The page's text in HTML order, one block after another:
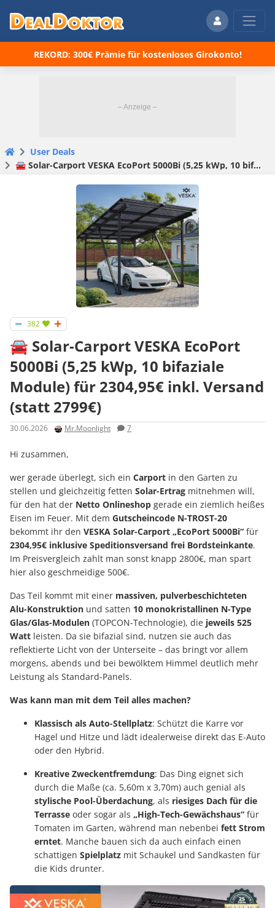
REKORD: 300€ Prämie für kostenloses Girokonto!
User Deals
🚘 Solar-Carport VESKA EcoPort 5000Bi (5,25 kWp, 10 bifaziale Module) für 2304,95€ inkl. Versand (statt 2799€)
382
🚘 Solar-Carport VESKA EcoPort
5000Bi (5,25 kWp, 10 bifaziale
Module) für 2304,95€ inkl. Versand
(statt 2799€)
30.06.2026 Mr.Moonlight 7
Hi zusammen,
wer gerade überlegt, sich ein Carport in den Garten zu
stellen und gleichzeitig fetten Solar-Ertrag mitnehmen will,
für den hat der Netto Onlineshop gerade ein ziemlich heißes
Eisen im Feuer. Mit dem Gutscheincode N-TROST-20
bekommt ihr den VESKA Solar-Carport „EcoPort 5000Bi“ für
2304,95€ inklusive Speditionsversand frei Bordsteinkante.
Im Preisvergleich zahlt man sonst knapp 2800€, man spart
hier also geschmeidige 500€.
Das Teil kommt mit einer massiven, pulverbeschichteten
Alu-Konstruktion und satten 10 monokristallinen N-Type
Glas/Glas-Modulen (TOPCON-Technologie), die jeweils 525
Watt leisten. Da sie bifazial sind, nutzen sie auch das
reflektierte Licht von der Unterseite – das bringt vor allem
morgens, abends und bei bewölktem Himmel deutlich mehr
Leistung als Standard-Panels.
Was kann man mit dem Teil alles machen?
Klassisch als Auto-Stellplatz: Schützt die Karre vor
Hagel und Hitze und lädt idealerweise direkt das E-Auto
oder den Hybrid.
Kreative Zweckentfremdung: Das Ding eignet sich
durch die Maße (ca. 5,60m x 3,70m) auch genial als
stylische Pool-Überdachung, als riesiges Dach für die
Terrasse oder sogar als „High-Tech-Gewächshaus“ für
Tomaten im Garten, während man nebenbei fett Strom
erntet. Manche bauen sich da auch einfach einen
schattigen Spielplatz mit Schaukel und Sandkasten für
die Kids drunter.